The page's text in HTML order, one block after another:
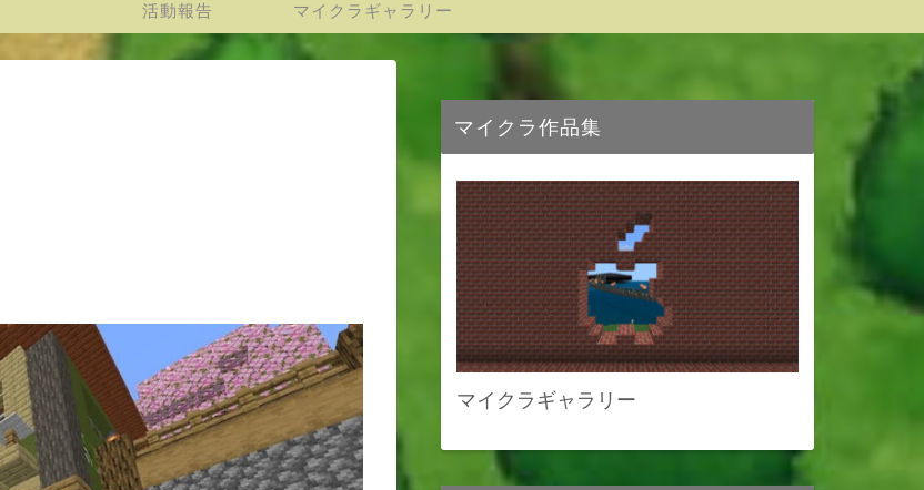
活動報告 マイクラギャラリー
マイクラ作品集
マイクラギャラリー